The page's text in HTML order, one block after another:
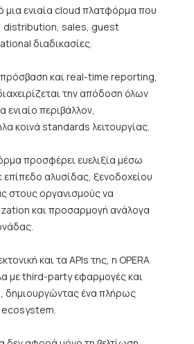
μια ενιαία cloud πλατφόρμα που
distribution, sales, guest
διαδικασίες.
και real-time reporting,
την απόδοση όλων
περιβάλλον,
κοινά standards λειτουργίας.
προσφέρει ευελιξία μέσω
αλυσίδας, ξενοδοχείου
στους οργανισμούς να
και προσαρμογή ανάλογα
και τα APIs της, η OPERA
με third-party εφαρμογές και
δημιουργώντας ένα πλήρως